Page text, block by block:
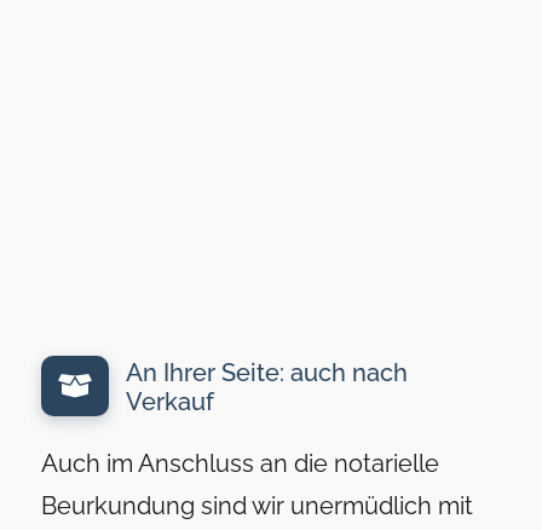
An Ihrer Seite: auch nach
Verkauf
Auch im Anschluss an die notarielle
Beurkundung sind wir unermüdlich mit